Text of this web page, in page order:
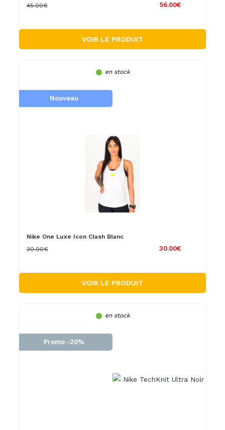
56.00€
45.00€
VOIR LE PRODUIT
en stock
Nouveau
Nike One Luxe Icon Clash Blanc
30.00€
30.00€
VOIR LE PRODUIT
en stock
Promo -20%